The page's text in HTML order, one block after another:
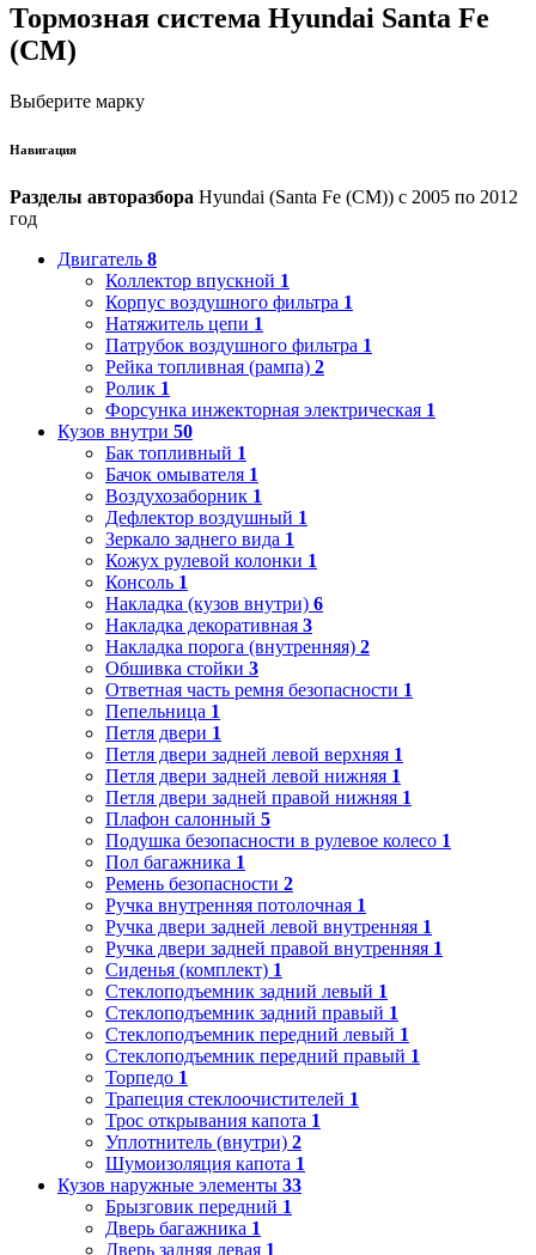
Тормозная система Hyundai Santa Fe
(CM)
Выберите марку
Навигация
Разделы авторазбора Hyundai (Santa Fe (CM)) с 2005 по 2012
год
Двигатель 8
Коллектор впускной 1
Корпус воздушного фильтра 1
Натяжитель цепи 1
Патрубок воздушного фильтра 1
Рейка топливная (рампа) 2
Ролик 1
Форсунка инжекторная электрическая 1
Кузов внутри 50
Бак топливный 1
Бачок омывателя 1
Воздухозаборник 1
Дефлектор воздушный 1
Зеркало заднего вида 1
Кожух рулевой колонки 1
Консоль 1
Накладка (кузов внутри) 6
Накладка декоративная 3
Накладка порога (внутренняя) 2
Обшивка стойки 3
Ответная часть ремня безопасности 1
Пепельница 1
Петля двери 1
Петля двери задней левой верхняя 1
Петля двери задней левой нижняя 1
Петля двери задней правой нижняя 1
Плафон салонный 5
Подушка безопасности в рулевое колесо 1
Пол багажника 1
Ремень безопасности 2
Ручка внутренняя потолочная 1
Ручка двери задней левой внутренняя 1
Ручка двери задней правой внутренняя 1
Сиденья (комплект) 1
Стеклоподъемник задний левый 1
Стеклоподъемник задний правый 1
Стеклоподъемник передний левый 1
Стеклоподъемник передний правый 1
Торпедо 1
Трапеция стеклоочистителей 1
Трос открывания капота 1
Уплотнитель (внутри) 2
Шумоизоляция капота 1
Кузов наружные элементы 33
Брызговик передний 1
Дверь багажника 1
Дверь задняя левая 1